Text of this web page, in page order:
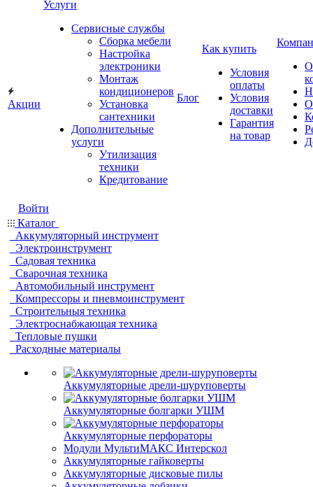
Акции
Услуги
Сервисные службы
Сборка мебели
Настройка
электроники
Монтаж
кондиционеров
Установка
сантехники
Дополнительные
услуги
Утилизация
техники
Кредитование
Блог
Как купить
Условия
оплаты
Условия
доставки
Гарантия
на товар
О
Войти
Каталог
Аккумуляторный инструмент
Электроинструмент
Садовая техника
Сварочная техника
Автомобильный инструмент
Компрессоры и пневмоинструмент
Строительныя техника
Электроснабжающая техника
Тепловые пушки
Расходные материалы
Аккумуляторные дрели-шуруповерты
Аккумуляторные болгарки УШМ
Аккумуляторные перфораторы
Модули МультиМАКС Интерскол
Аккумуляторные гайковерты
Аккумуляторные дисковые пилы